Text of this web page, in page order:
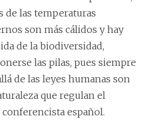
de las temperaturas
son más cálidos y hay
de la biodiversidad,
las pilas, pues siempre
de las leyes humanas son
que regulan el
español.